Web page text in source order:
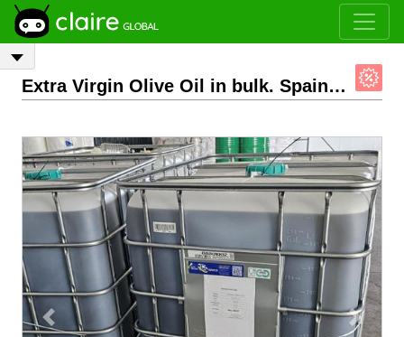
Extra Virgin Olive Oil in bulk. Spain . High Polyphenols
Previous Next